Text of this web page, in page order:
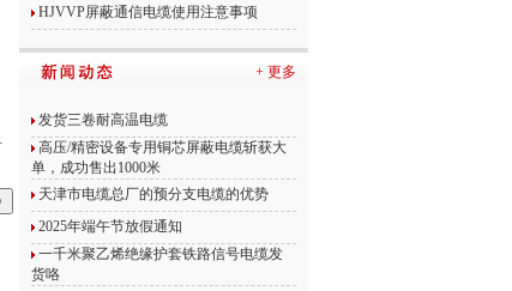
HJVVP屏蔽通信电缆使用注意事项
+ 更多
发货三卷耐高温电缆
高压/精密设备专用铜芯屏蔽电缆斩获大
单，成功售出1000米
天津市电缆总厂的预分支电缆的优势
2025年端午节放假通知
一千米聚乙烯绝缘护套铁路信号电缆发
货咯